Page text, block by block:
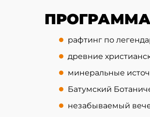
рафтинг по
древние
минеральные
Батумский
незабываемый